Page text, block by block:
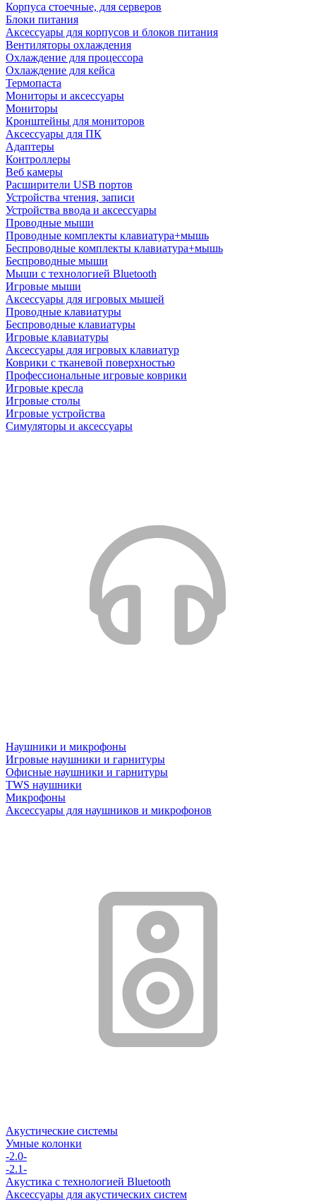
Корпуса стоечные, для серверов
Блоки питания
Аксессуары для корпусов и блоков питания
Вентиляторы охлаждения
Охлаждение для процессора
Охлаждение для кейса
Термопаста
Мониторы и аксессуары
Мониторы
Кронштейны для мониторов
Аксессуары для ПК
Адаптеры
Контроллеры
Веб камеры
Расширители USB портов
Устройства чтения, записи
Устройства ввода и аксессуары
Проводные мыши
Проводные комплекты клавиатура+мышь
Беспроводные комплекты клавиатура+мышь
Беспроводные мыши
Мыши с технологией Bluetooth
Игровые мыши
Аксессуары для игровых мышей
Проводные клавиатуры
Беспроводные клавиатуры
Игровые клавиатуры
Аксессуары для игровых клавиатур
Коврики с тканевой поверхностью
Профессиональные игровые коврики
Игровые кресла
Игровые столы
Игровые устройства
Симуляторы и аксессуары
Наушники и микрофоны
Игровые наушники и гарнитуры
Офисные наушники и гарнитуры
TWS наушники
Микрофоны
Аксессуары для наушников и микрофонов
Акустические системы
Умные колонки
-2.0-
-2.1-
Акустика с технологией Bluetooth
Аксессуары для акустических систем